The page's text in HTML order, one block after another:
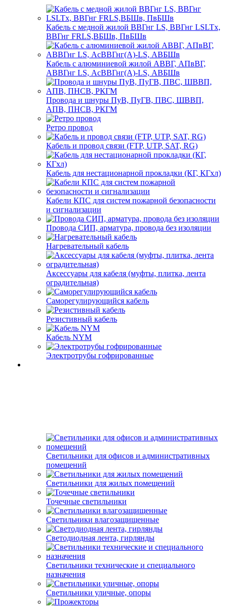
Кабель с медной жилой ВВГнг LS, ВВГнг LSLTx,
ВВГнг FRLS,ВБШв, ПвБШв
Кабель с алюминиевой жилой АВВГ, АПвВГ,
АВВГнг LS, АсВВГнг(А)-LS, АВБШв
Провода и шнуры ПуВ, ПуГВ, ПВС, ШВВП,
АПВ, ПНСВ, РКГМ
Ретро провод
Кабель и провод связи (FTP, UTP, SAT, RG)
Кабель для нестационарной прокладки (КГ, КГхл)
Кабели КПС для систем пожарной безопасности
и сигнализации
Провода СИП, арматура, провода без изоляции
Нагревательный кабель
Аксессуары для кабеля (муфты, плитка, лента
оградительная)
Саморегулирующийся кабель
Резистивный кабель
Кабель NYM
Электротрубы гофрированные
Светильники для офисов и административных
помещений
Светильники для жилых помещений
Точечные светильники
Светильники влагозащищенные
Светодиодная лента, гирлянды
Светильники технические и специального
назначения
Светильники уличные, опоры